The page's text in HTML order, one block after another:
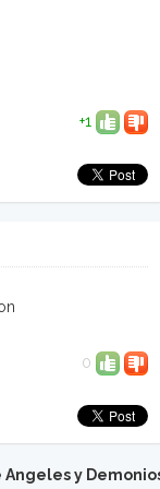
+1
0
y